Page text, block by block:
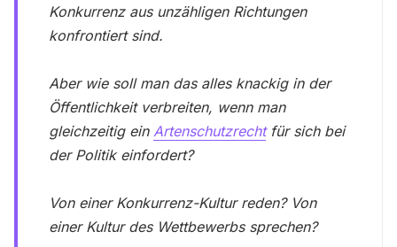
Konkurrenz aus unzähligen Richtungen
konfrontiert sind.
Aber wie soll man das alles knackig in der
Öffentlichkeit verbreiten, wenn man
gleichzeitig einArtenschutzrechtfür sich bei
der Politik einfordert?
Von einer Konkurrenz-Kultur reden? Von
einer Kultur des Wettbewerbs sprechen?